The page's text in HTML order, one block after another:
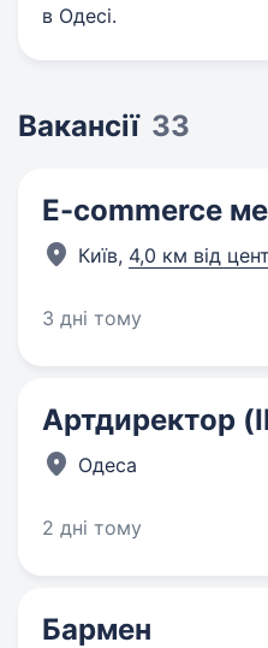
в Одесі.
Вакансії 33
E-commerce
Київ, 4,0 км від
3 дні тому
Артдиректор
Одеса
2 дні тому
Бармен